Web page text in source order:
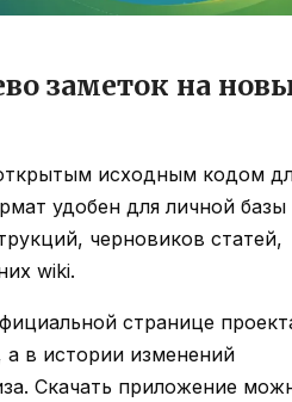
заметок на
исходным кодом
удобен для личной базы
черновиков статей,
wiki.
странице
а в истории изменений
Скачать приложение